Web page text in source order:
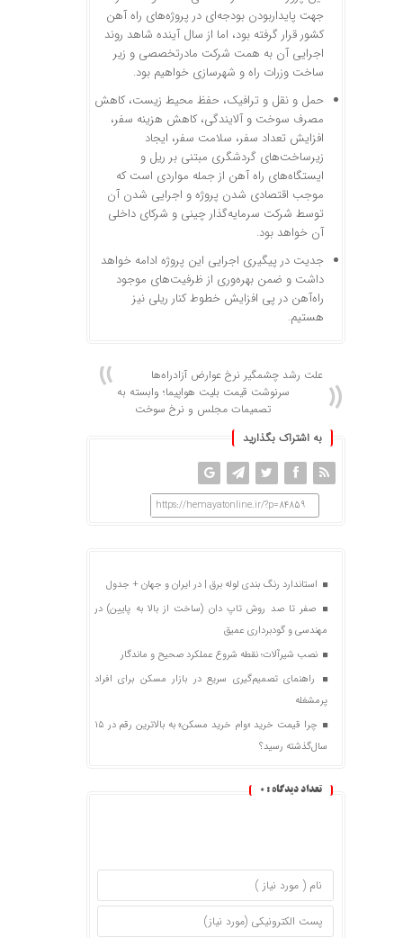
جهت پایداربودن بودجه‌ای در پروژه‌های راه آهن
کشور قرار گرفته بود، اما از سال آینده شاهد روند
اجرایی آن به همت شرکت مادرتخصصی و زیر
ساخت وزرات راه و شهرسازی خواهیم بود.
حمل و نقل و ترافیک، حفظ محیط زیست، کاهش
مصرف سوخت و آلایندگی، کاهش هزینه سفر،
افزایش تعداد سفر، سلامت سفر، ایجاد
زیرساخت‌های گردشگری مبتنی بر ریل و
ایستگاه‌های راه آهن از جمله مواردی است که
موجب اقتصادی شدن پروژه و اجرایی شدن آن
توسط شرکت سرمایه‌گذار چینی و شرکای داخلی
آن خواهد بود.
جدیت در پیگیری اجرایی این پروژه ادامه خواهد
داشت و ضمن بهره‌وری از ظرفیت‌های موجود
راه‌آهن در پی افزایش خطوط کنار ریلی نیز
هستیم.
علت رشد چشمگیر نرخ عوارض آزادراه‌ها
سرنوشت قیمت بلیت هواپیما؛ وابسته به
تصمیمات مجلس و نرخ سوخت
به اشتراک بگذارید
https://hemayatonline.ir/?p=84859
استاندارد رنگ بندی لوله برق | در ایران و جهان + جدول
صفر تا صد روش تاپ دان (ساخت از بالا به پایین) در
مهندسی و گودبرداری عمیق
نصب شیرآلات؛ نقطه شروع عملکرد صحیح و ماندگار
راهنمای تصمیم‌گیری سریع در بازار مسکن برای افراد
پرمشغله
چرا قیمت خرید «وام خرید مسکن» به بالاترین رقم در ۱۵
سال‌گذشته رسید؟
تعداد دیدگاه : 0